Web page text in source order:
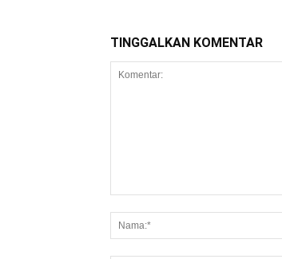
TINGGALKAN KOMENTAR